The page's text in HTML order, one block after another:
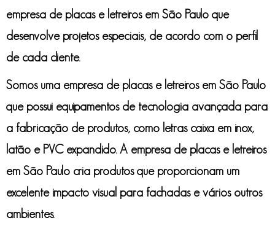
empresa de placas e letreiros em São Paulo que
desenvolve projetos especiais, de acordo com o perfil
de cada cliente.
Somos uma empresa de placas e letreiros em São Paulo
que possui equipamentos de tecnologia avançada para
a fabricação de produtos, como letras caixa em inox,
latão e PVC expandido. A empresa de placas e letreiros
em São Paulo cria produtos que proporcionam um
excelente impacto visual para fachadas e vários outros
ambientes.